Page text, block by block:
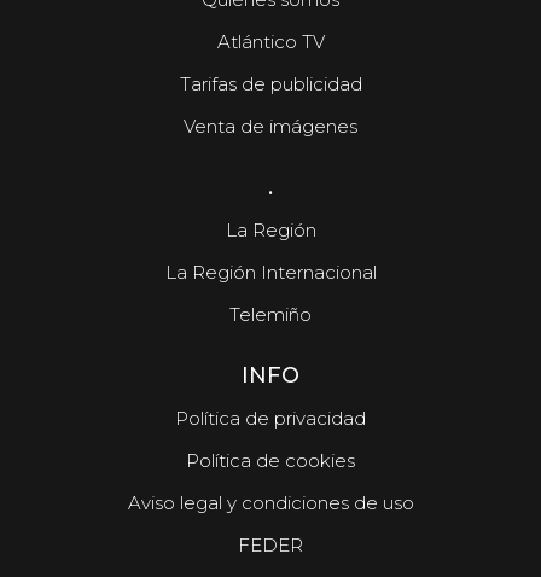
Atlántico TV
Tarifas de publicidad
Venta de imágenes
.
La Región
La Región Internacional
Telemiño
INFO
Política de privacidad
Política de cookies
Aviso legal y condiciones de uso
FEDER